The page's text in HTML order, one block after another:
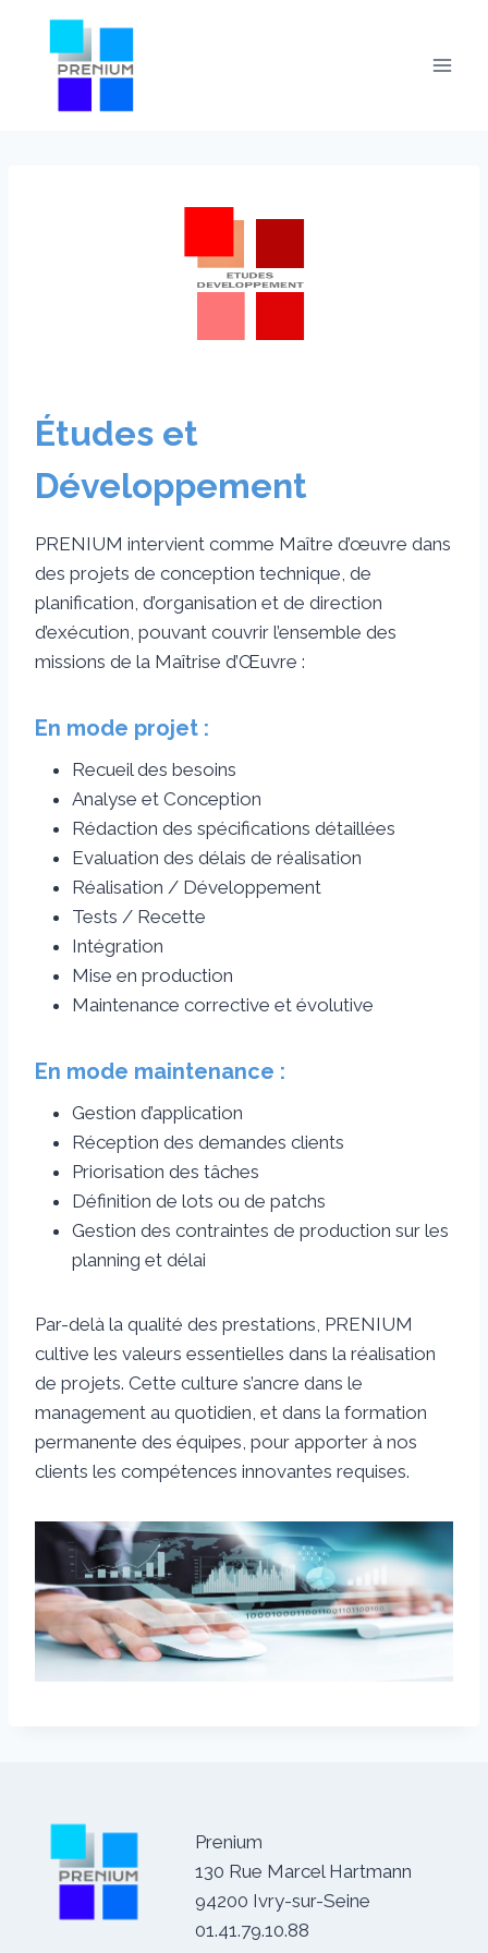
content
Études et
Développement
PRENIUM intervient comme Maître d’œuvre dans
des projets de conception technique, de
planification, d’organisation et de direction
d’exécution, pouvant couvrir l’ensemble des
missions de la Maîtrise d’Œuvre :
En mode projet :
Recueil des besoins
Analyse et Conception
Rédaction des spécifications détaillées
Evaluation des délais de réalisation
Réalisation / Développement
Tests / Recette
Intégration
Mise en production
Maintenance corrective et évolutive
En mode maintenance :
Gestion d’application
Réception des demandes clients
Priorisation des tâches
Définition de lots ou de patchs
Gestion des contraintes de production sur les
planning et délai
Par-delà la qualité des prestations, PRENIUM
cultive les valeurs essentielles dans la réalisation
de projets. Cette culture s’ancre dans le
management au quotidien, et dans la formation
permanente des équipes, pour apporter à nos
clients les compétences innovantes requises.
Prenium
130 Rue Marcel Hartmann
94200 Ivry-sur-Seine
01.41.79.10.88